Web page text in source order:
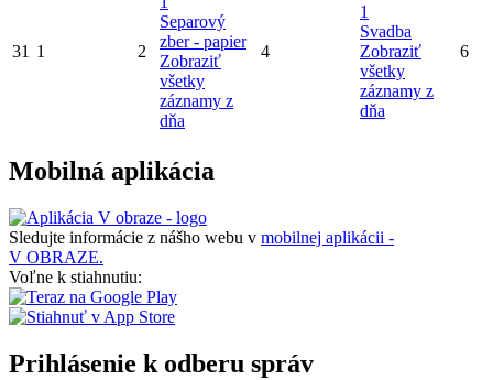
31 1 2
Separový
zber - papier
Zobraziť
všetky
záznamy z
dňa
4
1
Svadba
Zobraziť
všetky
záznamy z
dňa
6
Mobilná aplikácia
Sledujte informácie z nášho webu v mobilnej aplikácii -
V OBRAZE.
Voľne k stiahnutiu:
Prihlásenie k odberu správ